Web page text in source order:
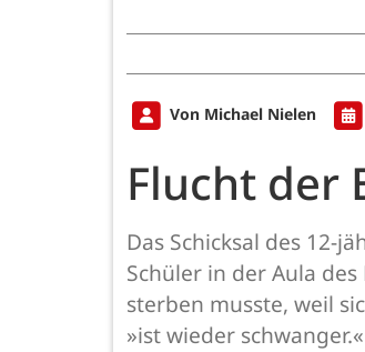
Von Michael Nielen
Flucht der
Das Schicksal des 12-
Schüler in der Aula
sterben musste, weil
»ist wieder